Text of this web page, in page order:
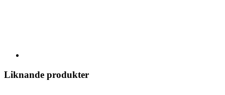
Liknande produkter